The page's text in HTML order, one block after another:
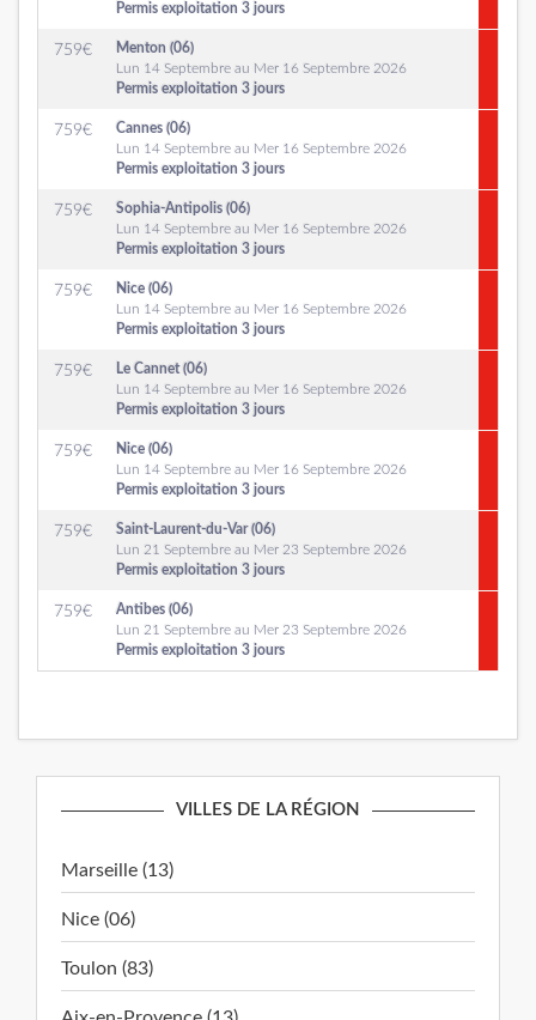
Permis exploitation 3 jours
759€
Menton (06)
Lun 14 Septembre au Mer 16 Septembre 2026
Permis exploitation 3 jours
759€
Cannes (06)
Lun 14 Septembre au Mer 16 Septembre 2026
Permis exploitation 3 jours
759€
Sophia-Antipolis (06)
Lun 14 Septembre au Mer 16 Septembre 2026
Permis exploitation 3 jours
759€
Nice (06)
Lun 14 Septembre au Mer 16 Septembre 2026
Permis exploitation 3 jours
759€
Le Cannet (06)
Lun 14 Septembre au Mer 16 Septembre 2026
Permis exploitation 3 jours
759€
Nice (06)
Lun 14 Septembre au Mer 16 Septembre 2026
Permis exploitation 3 jours
759€
Saint-Laurent-du-Var (06)
Lun 21 Septembre au Mer 23 Septembre 2026
Permis exploitation 3 jours
759€
Antibes (06)
Lun 21 Septembre au Mer 23 Septembre 2026
Permis exploitation 3 jours
VILLES DE LA RÉGION
Marseille (13)
Nice (06)
Toulon (83)